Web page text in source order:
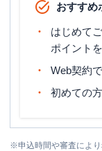
おすすめ
はじめて
ポイント
Web契約
初めての
※申込時間や審査によ